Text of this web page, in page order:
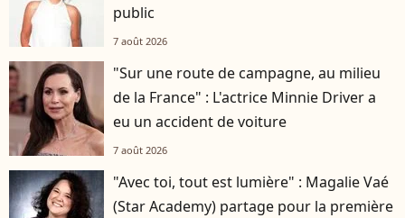
public
7 août 2026
"Sur une route de campagne, au milieu
de la France" : L'actrice Minnie Driver a
eu un accident de voiture
7 août 2026
"Avec toi, tout est lumière" : Magalie Vaé
(Star Academy) partage pour la première